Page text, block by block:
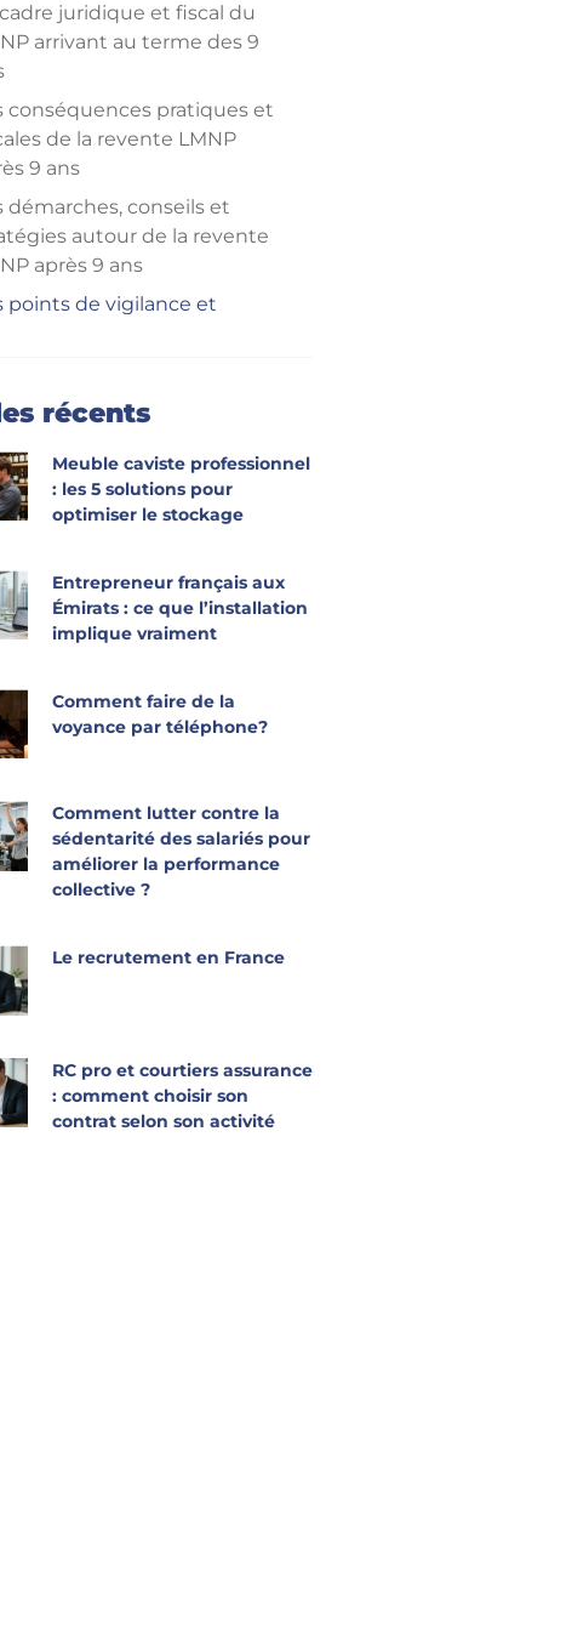
juridique et fiscal du
arrivant au terme des 9
conséquences pratiques et
de la revente LMNP
9 ans
démarches, conseils et
autour de la revente
après 9 ans
points de vigilance et
plus
récents
Meuble caviste professionnel
: les 5 solutions pour
optimiser le stockage
Entrepreneur français aux
Émirats : ce que l’installation
implique vraiment
Comment faire de la
voyance par téléphone?
Comment lutter contre la
sédentarité des salariés pour
améliorer la performance
collective ?
Le recrutement en France
RC pro et courtiers assurance
: comment choisir son
contrat selon son activité